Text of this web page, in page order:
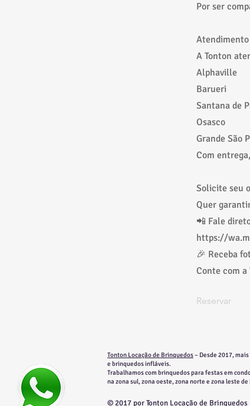
Por ser
A Tonton
Alphaville
Barueri
Santana de
Osasco
Grande São
Com
Solicite seu
Quer
📲 Fale
https://
🎉 Receba
Conte com a
Reservar
Tonton Locação de Brinquedos– Desde 2017,
e brinquedos infláveis.
​​Trabalhamos com brinquedos para festas em
na zona sul, zona oeste, zona norte e zona leste
© 2017 por Tonton Locação de Brinquedos